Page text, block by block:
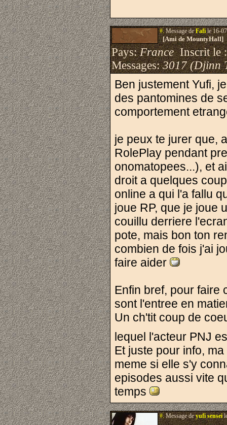
#.Message deFafile 16-
[Ami de MountyHall]
Pays:FranceInscrit le
Messages:3017 (Djinn
Ben justement Yufi,
des pantomines de
comportement
je peux te jurer que,
RolePlay pendant
onomatopees...), et
droit a quelques
online a qui l'a fallu
joue RP, que je joue
couillu derriere
pote, mais bon ton
combien de fois j'ai
faire aider
Enfin bref, pour faire
sont l'entree en
Un ch'tit coup de
lequel l'acteur PNJ
Et juste pour info,
meme si elle s'y
episodes aussi vite
temps
#.Message deyufi sensei